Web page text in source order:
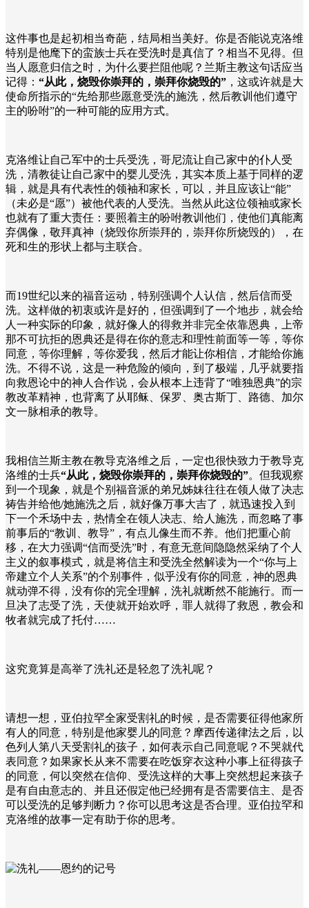
这件事也是起初相当奇葩，结局相当美好。你是否能说克洛维
特别是他麾下的蛮族士兵在受洗时是真信了？相当不见得。但
当人愿意归信之时，为什么要拦阻他呢？兰斯主教这句话应当
记得： “从此，烧毁你崇拜的，崇拜你烧毁的” ，这或许就是大
使命所指示的“先给那些愿意受洗的施洗，然后教训他们遵守
主的吩咐”的一种可能的应用方式。
克洛维让自己军中的士兵受洗，哥尼流让自己家中的仆人受
洗，清教徒让自己家中的婴儿受洗，其实本质上基于同样的逻
辑，就是具有代表性的领袖和家长，可以，并且应该让“能”
（未必是“愿”）被他代表的人受洗。当然从此这位领袖或家长
也就有了重大责任：要照着主的吩咐教训他们，使他们真能离
弃偶像，敬拜真神（烧毁你所崇拜的，崇拜你所烧毁的），在
死和生的形状上都与主联合。
而19世纪以来的福音运动，特别强调个人认信，然后信而受
洗。这样做的初衷或许是好的，但强调到了一个地步，就会给
人一种实际的印象，就好像人的得救并非完全依靠恩典，上帝
那不可抗拒的恩典还是得在你的意志和理性前面等一等，等你
同意，等你理解，等你爱我，然后才能让你相信，才能给你施
洗。不得不说，这是一种危险的倾向，到了极端，几乎就要指
向救恩论中的神人合作说，会从根本上违背了“唯独恩典”的宗
教改革精神，也背离了从耶稣、保罗、奥古斯丁、路德、加尔
文一脉相承的教导。
我相信兰斯主教在教导克洛维之后，一定也很快致力于教导克
洛维的士兵“从此，烧毁你崇拜的，崇拜你烧毁的”。但我观察
到一个现象，就是个别福音派的弟兄姊妹往往在领人做了决志
祷告并给他/她施洗之后，就好像万事大吉了，就迅速投入到
下一个禾场中去，热情全在领人决志、给人施洗，而忽略了事
前事后的“教训、教导”，有点儿像生而不养。他们把重心前
移，在大力强调“信而受洗”时，有意无意间隐隐然采纳了个人
主义的叙事模式，就是将信主和受洗全然解读为一个“你与上
帝建立个人关系”的个别事件，似乎没有你的同意，神的恩典
就动弹不得，没有你的完全理解，洗礼就断然不能施行。而一
旦决了志受了洗，天使就开始欢呼，罪人就得了救恩，教会和
牧者就完成了托付……
这究竟算是高举了洗礼还是轻忽了洗礼呢？
请想一想，亚伯拉罕全家受割礼的时候，是否需要征得他家所
有人的同意，特别是他家婴儿的同意？摩西传递律法之后，以
色列人第八天受割礼的孩子，如何表示自己同意呢？不哭就代
表同意？如果家长从来不需要在吃饭穿衣这种小事上征得孩子
的同意，何以突然在信仰、受洗这样的大事上突然想起来孩子
是有自由意志的、并且还假定他已经拥有是否需要信主、是否
可以受洗的足够判断力？你可以思考这是否合理。亚伯拉罕和
克洛维的故事一定有助于你的思考。